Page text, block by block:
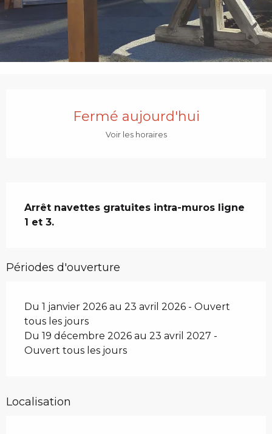
Fermé aujourd'hui
Voir les horaires
Arrêt navettes gratuites intra-muros ligne
1 et 3.
Périodes d'ouverture
Du 1 janvier 2026 au 23 avril 2026 - Ouvert
tous les jours
Du 19 décembre 2026 au 23 avril 2027 -
Ouvert tous les jours
Localisation